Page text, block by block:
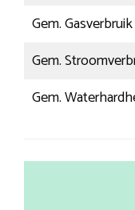
Gem.
Gem.
Gem.